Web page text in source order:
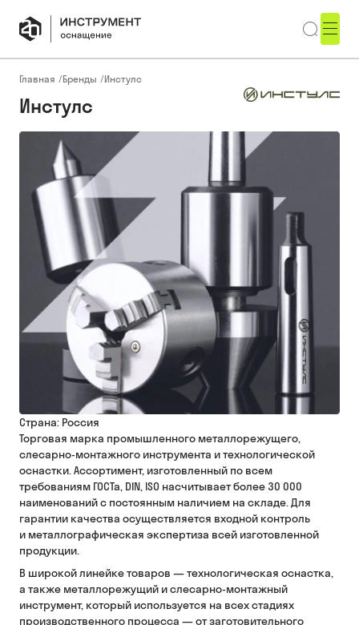
Главная /Бренды /Инстулс
Инстулс
Страна: Россия
Торговая марка промышленного металлорежущего,
слесарно-монтажного инструмента и технологической
оснастки. Ассортимент, изготовленный по всем
требованиям ГОСТа, DIN, ISO насчитывает более 30 000
наименований с постоянным наличием на складе. Для
гарантии качества осуществляется входной контроль
и металлографическая экспертиза всей изготовленной
продукции.
В широкой линейке товаров — технологическая оснастка,
а также металлорежущий и слесарно-монтажный
инструмент, который используется на всех стадиях
производственного процесса — от заготовительного